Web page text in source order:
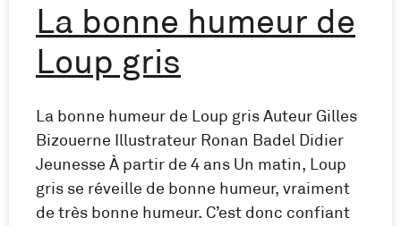
La bonne humeur de
Loup gris
La bonne humeur de Loup gris Auteur Gilles
Bizouerne Illustrateur Ronan Badel Didier
Jeunesse À partir de 4 ans Un matin, Loup
gris se réveille de bonne humeur, vraiment
de très bonne humeur. C’est donc confiant